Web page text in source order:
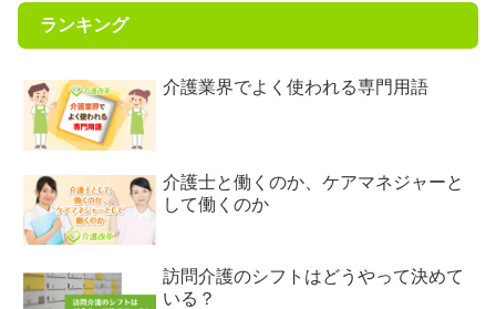
ランキング
介護業界でよく使われる専門用語
介護士と働くのか、ケアマネジャーと
して働くのか
訪問介護のシフトはどうやって決めて
いる？